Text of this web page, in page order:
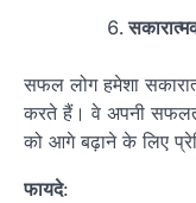
सफल लोग हमेशा
करते हैं। वे अपनी
को आगे बढ़ाने के लिए
फायदे: